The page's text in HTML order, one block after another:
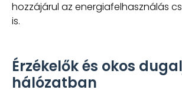
hozzájárul az energiafelhasználás
is.
Érzékelők és okos
hálózatban